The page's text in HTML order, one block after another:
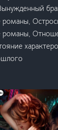
романы,